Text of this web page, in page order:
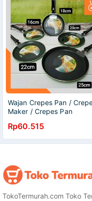
Wajan Crepes Pan /
Maker / Crepes Pan
Pizza Pan Makcook
Rp60.515
TokoTermurah.com Toko